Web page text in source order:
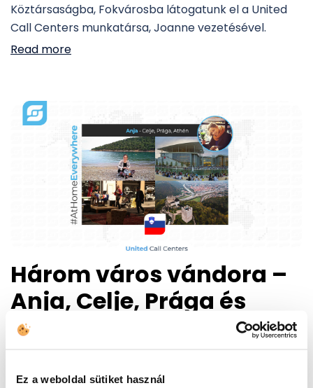
Ez a weboldal sütiket használ
Köztársaságba, Fokvárosba látogatunk el a United
Call Centers munkatársa, Joanne vezetésével.
Read more
Három város vándora –
Anja, Celje, Prága és
Athén
európai várost is otthonának nevezhet. Mindhárom